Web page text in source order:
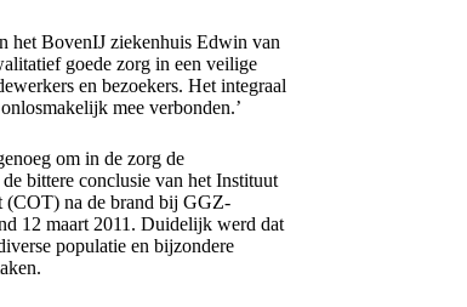
het BovenIJ ziekenhuis Edwin van
goede zorg in een veilige
en bezoekers. Het integraal
mee verbonden.’
om in de zorg de
bittere conclusie van het Instituut
(COT) na de brand bij GGZ-
12 maart 2011. Duidelijk werd dat
populatie en bijzondere